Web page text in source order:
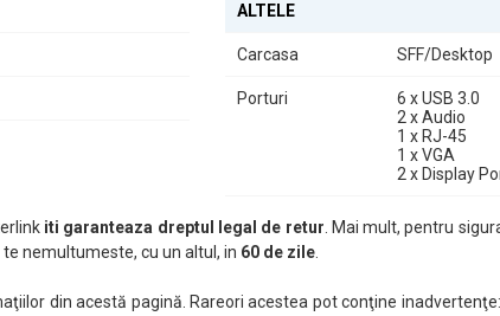
ALTELE
Carcasa SFF/Desktop
Porturi
6 x USB 3.0
2 x Audio
1 x RJ-45
1 x VGA
2 x Display
iti garanteaza dreptul legal de retur . Mai mult, pentru
te nemultumeste, cu un altul, in 60 de zile
din acestă pagină. Rareori acestea pot conţine